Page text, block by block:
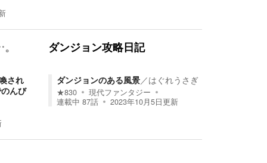
され
んび
ダンジョン攻略日記
ダンジョンのある風景／はぐれうさぎ
★830
現代ファンタジー
連載中 87話 2023年10月5日更新